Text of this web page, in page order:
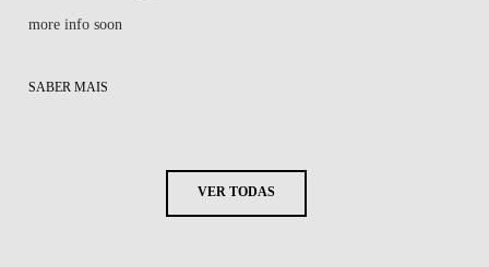
more info soon
SABER MAIS
VER TODAS